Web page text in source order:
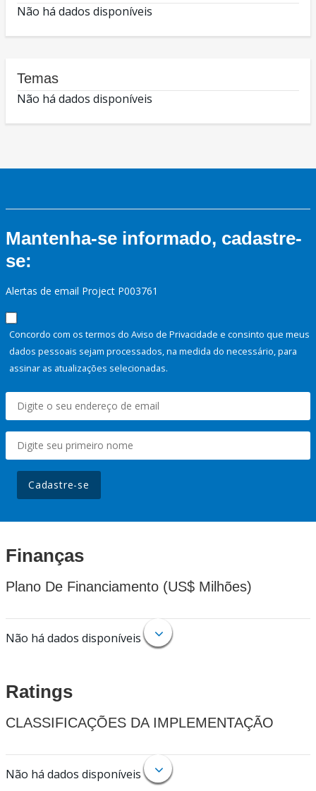
Não há dados disponíveis
Temas
Não há dados disponíveis
Mantenha-se informado, cadastre-
se:
Alertas de email Project P003761
Concordo com os termos do Aviso de Privacidade e consinto que meus
dados pessoais sejam processados, na medida do necessário, para
assinar as atualizações selecionadas.
Cadastre-se
Finanças
Plano De Financiamento (US$ Milhões)
Não há dados disponíveis
Ratings
CLASSIFICAÇÕES DA IMPLEMENTAÇÃO
Não há dados disponíveis